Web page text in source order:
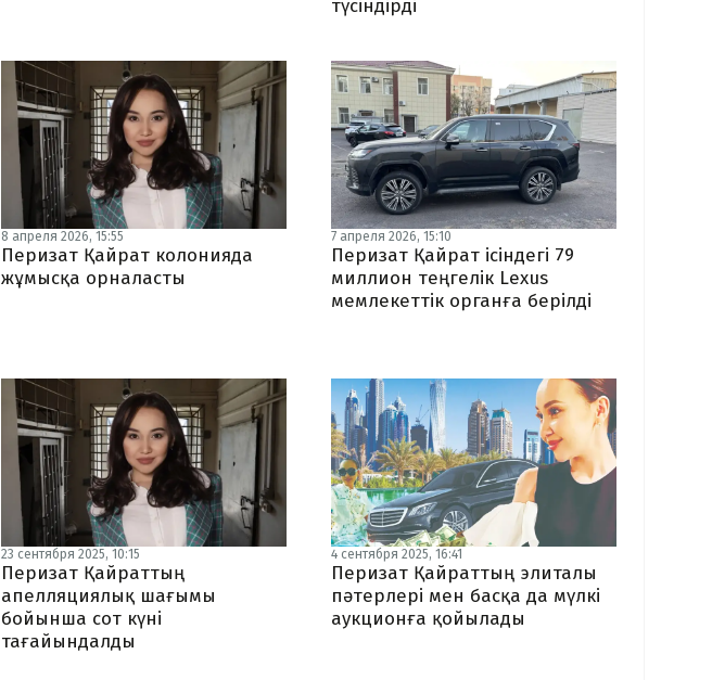
түсіндірді
8 апреля 2026, 15:55
Перизат Қайрат колонияда
жұмысқа орналасты
7 апреля 2026, 15:10
Перизат Қайрат ісіндегі 79
миллион теңгелік Lexus
мемлекеттік органға берілді
23 сентября 2025, 10:15
Перизат Қайраттың
апелляциялық шағымы
бойынша сот күні
тағайындалды
4 сентября 2025, 16:41
Перизат Қайраттың элиталы
пәтерлері мен басқа да мүлкі
аукционға қойылады